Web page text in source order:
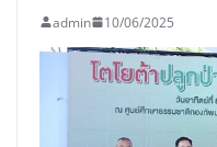
admin 10/06/2025